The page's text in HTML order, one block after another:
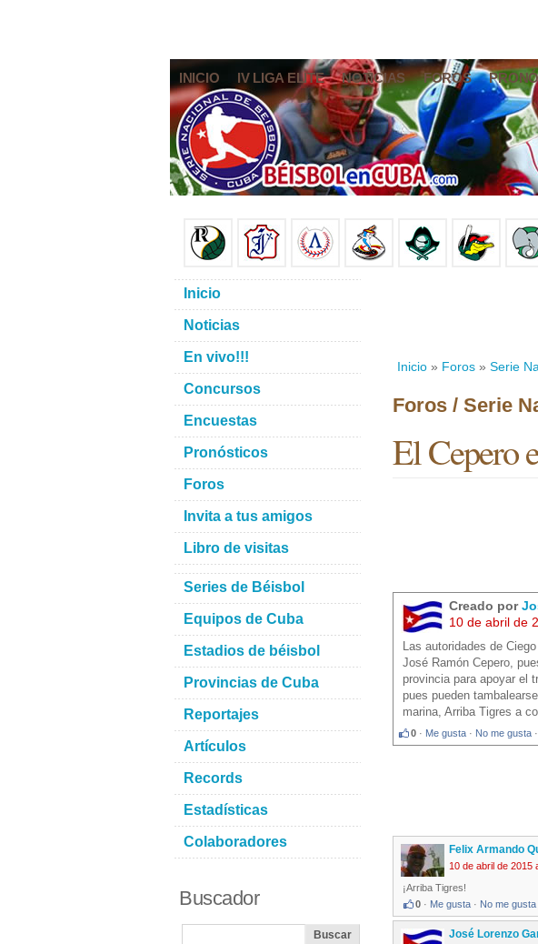
INICIO IV LIGA ELITE NOTICIAS FOROS
Inicio » Foros » Serie
Foros / Serie
El Cepero
Creado por
10 de abril de
Las autoridades de
José Ramón Cepero,
provincia para apoyar el
pues pueden
marina, Arriba Tigres a
0 · Me gusta · No me gusta ·
Felix Armando
10 de abril de 2015
¡Arriba Tigres!
0 · Me gusta · No me gusta
José Lorenzo
Inicio
Noticias
En vivo!!!
Concursos
Encuestas
Pronósticos
Foros
Invita a tus amigos
Libro de visitas
Series de Béisbol
Equipos de Cuba
Estadios de béisbol
Provincias de Cuba
Reportajes
Artículos
Records
Estadísticas
Colaboradores
Buscador